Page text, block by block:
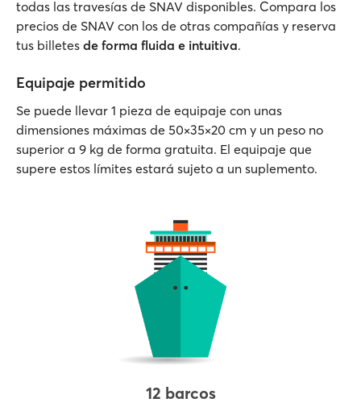
todas las travesías de SNAV disponibles. Compara los
precios de SNAV con los de otras compañías y reserva
tus billetes de forma fluida e intuitiva.
Equipaje permitido
Se puede llevar 1 pieza de equipaje con unas
dimensiones máximas de 50×35×20 cm y un peso no
superior a 9 kg de forma gratuita. El equipaje que
supere estos límites estará sujeto a un suplemento.
12 barcos